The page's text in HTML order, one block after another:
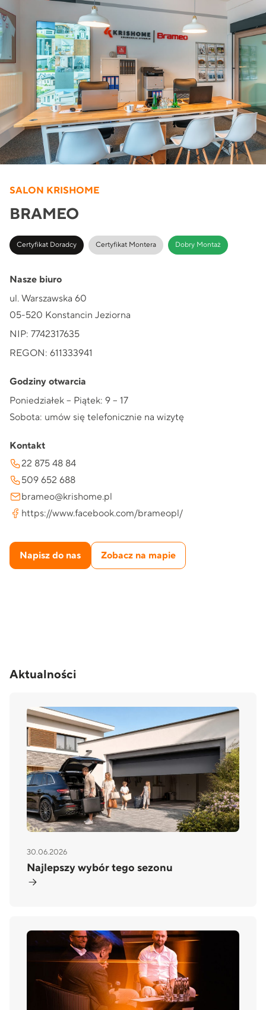
SALON KRISHOME
BRAMEO
Certyfikat Doradcy Certyfikat Montera Dobry Montaż
Nasze biuro
ul. Warszawska 60
05-520 Konstancin Jeziorna
NIP: 7742317635
REGON: 611333941
Godziny otwarcia
Poniedziałek – Piątek: 9 – 17
Sobota: umów się telefonicznie na wizytę
Kontakt
22 875 48 84
509 652 688
brameo@krishome.pl
https://www.facebook.com/brameopl/
Napisz do nas Zobacz na mapie
Aktualności
30.06.2026
Najlepszy wybór tego sezonu